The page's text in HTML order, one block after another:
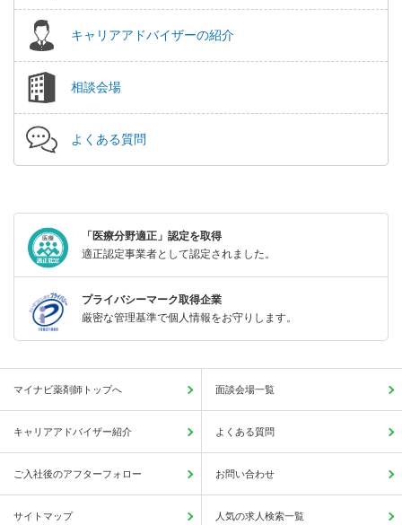
キャリアアドバイザーの紹介
相談会場
よくある質問
「医療分野適正」認定を取得
適正認定事業者として認定されました。
プライバシーマーク取得企業
厳密な管理基準で個人情報をお守りします。
マイナビ薬剤師トップへ 面談会場一覧
キャリアアドバイザー紹介 よくある質問
ご入社後のアフターフォロー お問い合わせ
サイトマップ 人気の求人検索一覧